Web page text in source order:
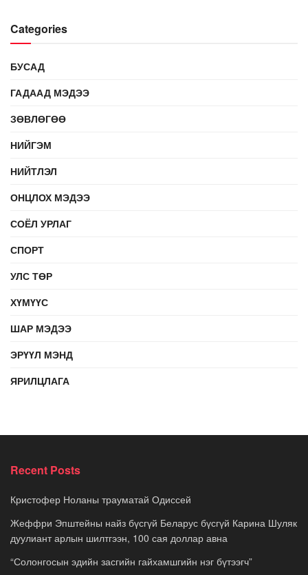
Categories
БУСАД
ГАДААД МЭДЭЭ
ЗӨВЛӨГӨӨ
НИЙГЭМ
НИЙТЛЭЛ
ОНЦЛОХ МЭДЭЭ
СОЁЛ УРЛАГ
СПОРТ
УЛС ТӨР
ХҮМҮҮС
ШАР МЭДЭЭ
ЭРҮҮЛ МЭНД
ЯРИЛЦЛАГА
Recent Posts
Кристофер Ноланы трауматай Одиссей
Жеффри Эпштейны найз бүсгүй Беларус бүсгүй Карина Шуляк
дуулиант арлын шилтгээн, 100 сая доллар авна
“Солонгосын эдийн засгийн гайхамшгийн нэг бүтээгч”